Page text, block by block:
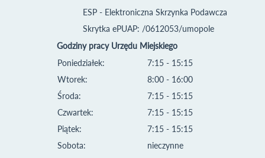
ESP - Elektroniczna Skrzynka Podawcza
Skrytka ePUAP: /0612053/umopole
Godziny pracy Urzędu Miejskiego
Poniedziałek:
Wtorek:
Środa:
Czwartek:
Piątek:
Sobota:
7:15 - 15:15
8:00 - 16:00
7:15 - 15:15
7:15 - 15:15
7:15 - 15:15
nieczynne